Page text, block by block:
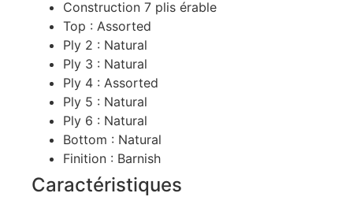
Construction 7 plis érable
Top : Assorted
Ply 2 : Natural
Ply 3 : Natural
Ply 4 : Assorted
Ply 5 : Natural
Ply 6 : Natural
Bottom : Natural
Finition : Barnish
Caractéristiques